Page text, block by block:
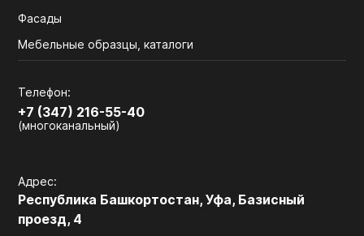
Фасады
Мебельные образцы, каталоги
Телефон:
+7 (347) 216-55-40
(многоканальный)
Адрес:
Республика Башкортостан, Уфа, Базисный
проезд, 4